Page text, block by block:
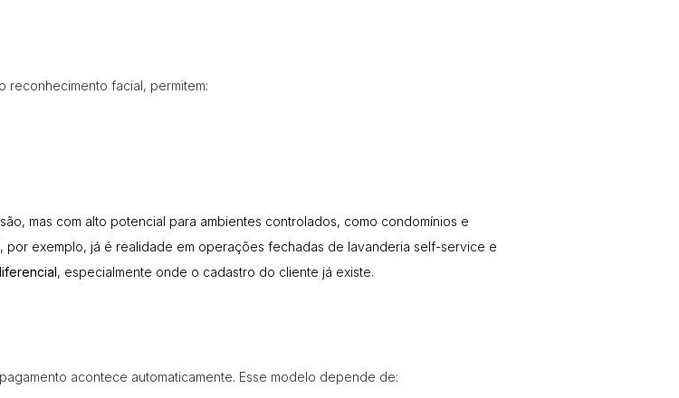
reconhecimento facial, permitem:
mas com alto potencial para ambientes controlados, como condomínios e
, por exemplo, já é realidade em operações fechadas de lavanderia self-service e
, especialmente onde o cadastro do cliente já existe.
acontece automaticamente. Esse modelo depende de: